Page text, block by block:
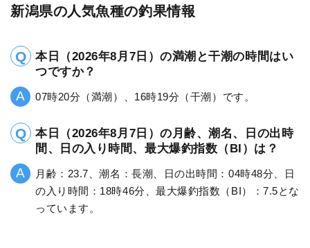
新潟県の人気魚種の釣果情報
本日（2026年8月7日）の満潮と干潮の時間はい
つですか？
07時20分（満潮）、16時19分（干潮）です。
本日（2026年8月7日）の月齢、潮名、日の出時
間、日の入り時間、最大爆釣指数（BI）は？
月齢：23.7、潮名：長潮、日の出時間：04時48分、日
の入り時間：18時46分、最大爆釣指数（BI）：7.5とな
っています。